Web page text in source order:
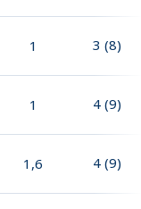
1 3 (8)
1 4 (9)
1,6 4 (9)